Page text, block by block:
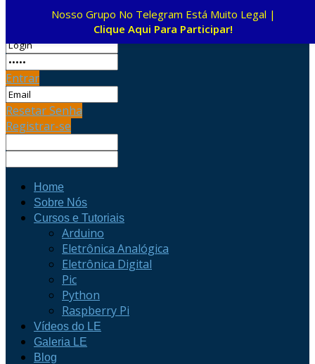
Entrar
Resetar Senha
Registrar-se
Home
Sobre Nós
Cursos e Tutoriais
Arduino
Eletrônica Analógica
Eletrônica Digital
Pic
Python
Raspberry Pi
Vídeos do LE
Galeria LE
Blog
Nosso Grupo No Telegram Está Muito Legal |
Clique Aqui Para Participar!